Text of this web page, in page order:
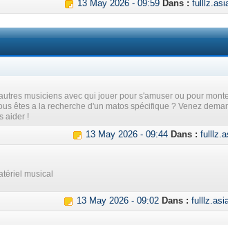
13 May 2026 - 09:59 Dans :
musiciens avec qui jouer pour s'amuser ou pour
êtes a la recherche d'un matos spécifique ? Venez
aider !
13 May 2026 - 09:44 Dans :
musical
13 May 2026 - 09:02 Dans :